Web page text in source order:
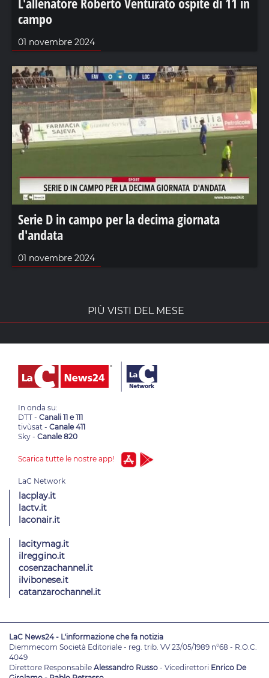
campo
01 novembre 2024
Serie D in campo per la decima giornata
d'andata
01 novembre 2024
PIÙ VISTI DEL MESE
In onda su:
DTT - Canali 11 e 111
tivùsat - Canale 411
Sky - Canale 820
Scarica tutte le nostre app!
lacplay.it
lactv.it
laconair.it
lacitymag.it
ilreggino.it
cosenzachannel.it
ilvibonese.it
catanzarochannel.it
LaC News24 - L'informazione che fa notizia
Diemmecom Società Editoriale - reg. trib. VV 23/05/1989 n°68 - R.O.C.
4049
Direttore Responsabile Alessandro Russo - Vicedirettori Enrico De